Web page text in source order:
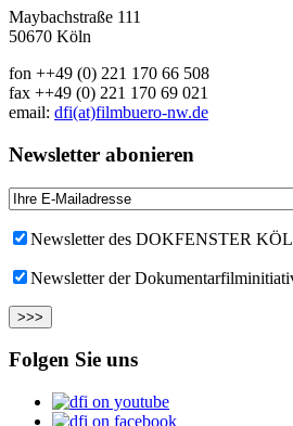
Maybachstraße 111
50670 Köln
fon ++49 (0) 221 170 66 508
fax ++49 (0) 221 170 69 021
email: dfi(at)filmbuero-nw.de
Newsletter abonieren
Newsletter des DOKFENSTER
Newsletter der
Folgen Sie uns